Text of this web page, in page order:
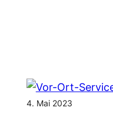
4. Mai 2023